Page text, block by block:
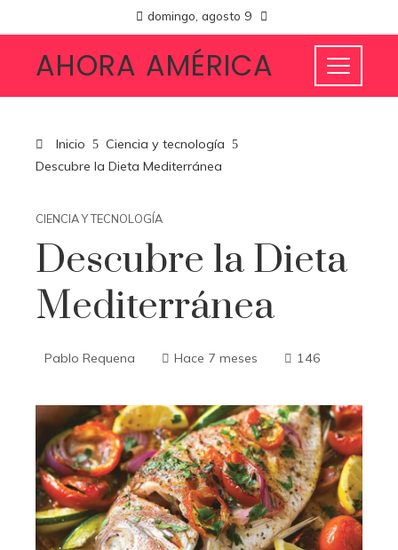
domingo, agosto 9
AHORA AMÉRICA
Inicio
Ciencia y tecnología
Descubre la Dieta Mediterránea
CIENCIA Y TECNOLOGÍA
Descubre la Dieta
Mediterránea
Pablo Requena Hace 7 meses 146